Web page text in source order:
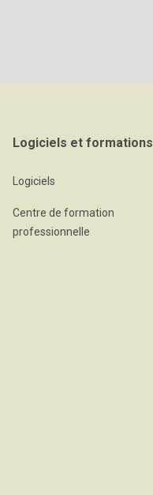
Logiciels et formations
Logiciels
Centre de formation
professionnelle